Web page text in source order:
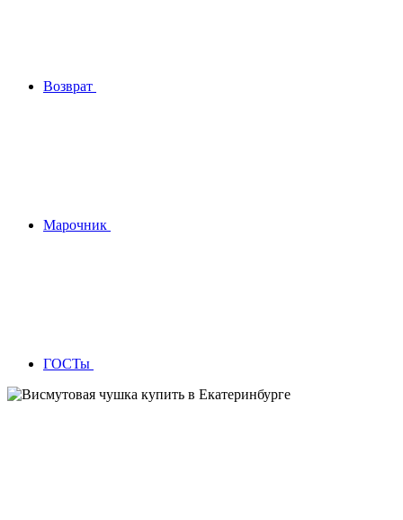
Возврат
Марочник
ГОСТы